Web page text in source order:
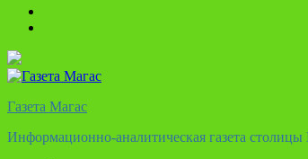
Газета Магас
Информационно-аналитическая газета